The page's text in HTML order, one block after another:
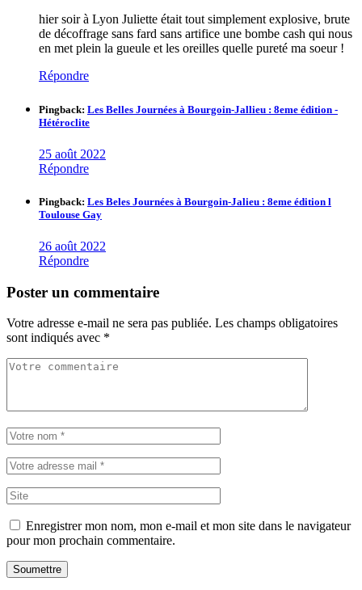
hier soir à Lyon Juliette était tout simplement explosive, brute
de décoffrage sans fard sans artifice une bombe cash qui nous
en met plein la gueule et les oreilles quelle pureté ma soeur !
Répondre
Pingback: Les Belles Journées à Bourgoin-Jallieu : 8eme édition -
Hétéroclite
25 août 2022
Répondre
Pingback: Les Beles Journées à Bourgoin-Jalieu : 8eme édition l
Toulouse Gay
26 août 2022
Répondre
Poster un commentaire
Votre adresse e-mail ne sera pas publiée. Les champs obligatoires
sont indiqués avec *
Enregistrer mon nom, mon e-mail et mon site dans le navigateur
pour mon prochain commentaire.
Soumettre